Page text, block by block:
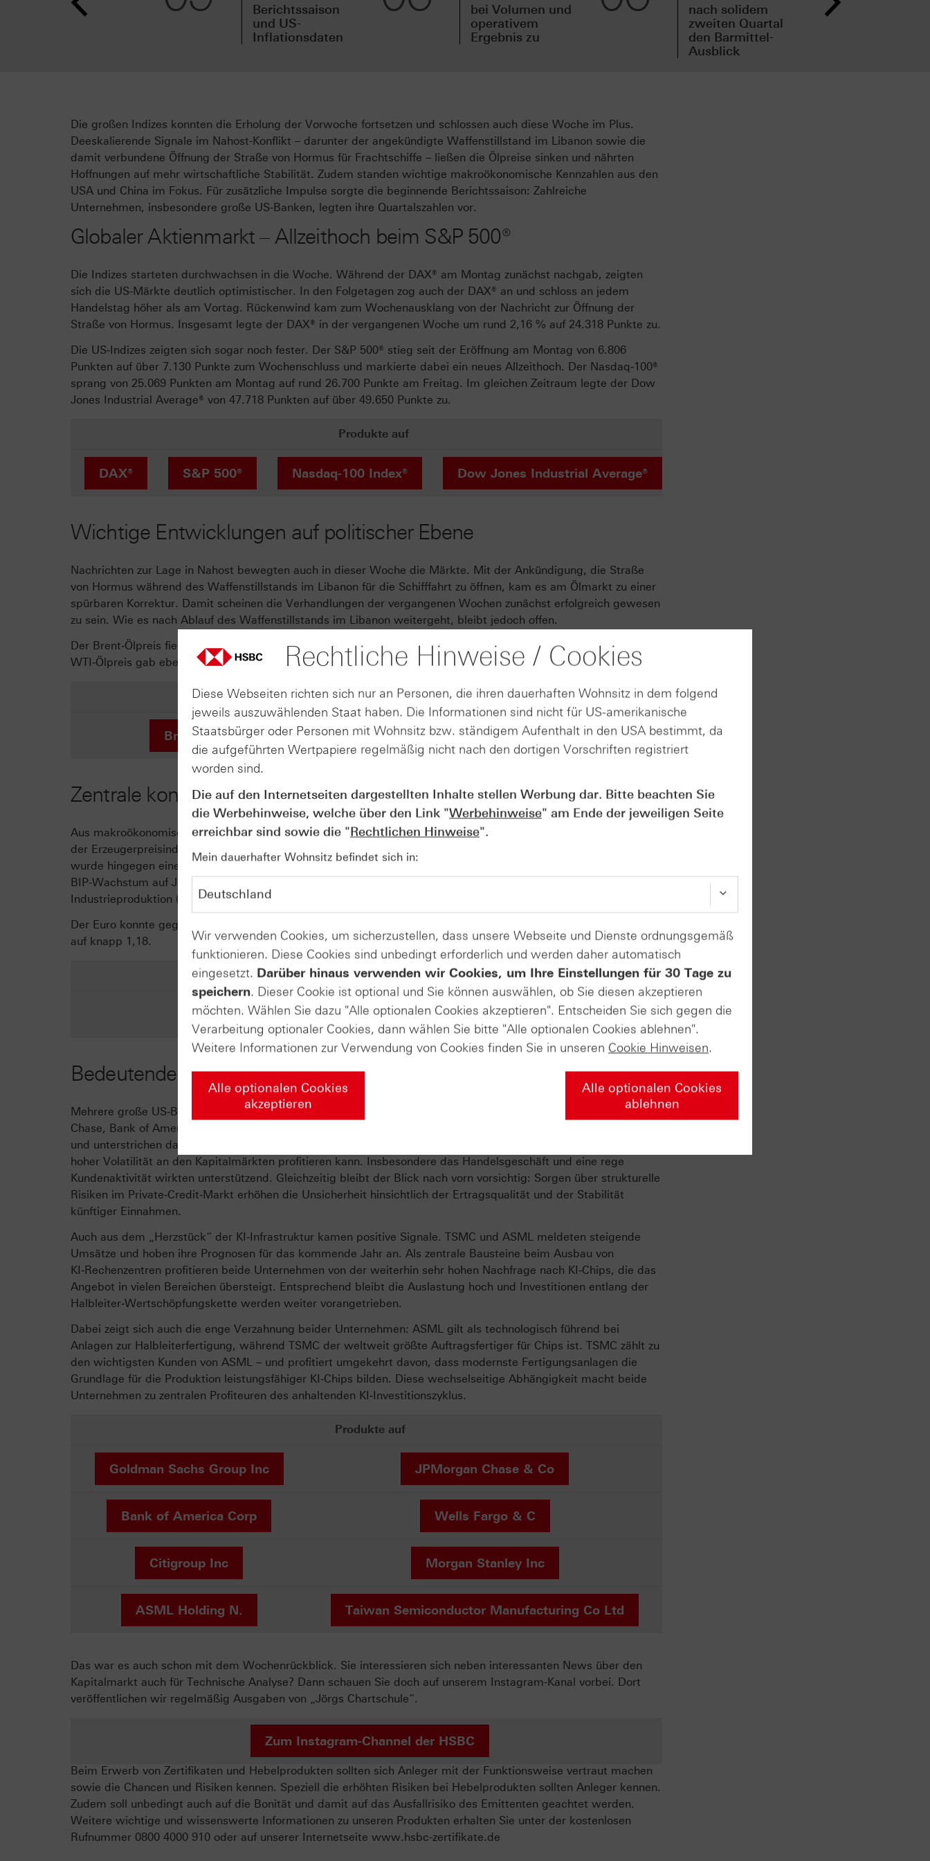
Berichtssaison
und US-
Inflationsdaten
bei Volumen und
operativem
Ergebnis zu
nach solidem
zweiten Quartal
den Barmittel-
Ausblick
Die großen Indizes konnten die Erholung der Vorwoche fortsetzen und schlossen auch diese Woche im Plus.
Deeskalierende Signale im Nahost-Konflikt – darunter der angekündigte Waffenstillstand im Libanon sowie die
damit verbundene Öffnung der Straße von Hormus für Frachtschiffe – ließen die Ölpreise sinken und nährten
Hoffnungen auf mehr wirtschaftliche Stabilität. Zudem standen wichtige makroökonomische Kennzahlen aus den
USA und China im Fokus. Für zusätzliche Impulse sorgte die beginnende Berichtssaison: Zahlreiche
Unternehmen, insbesondere große US-Banken, legten ihre Quartalszahlen vor.
Globaler Aktienmarkt – Allzeithoch beim S&P 500®
Die Indizes starteten durchwachsen in die Woche. Während der DAX® am Montag zunächst nachgab, zeigten
sich die US‑Märkte deutlich optimistischer. In den Folgetagen zog auch der DAX® an und schloss an jedem
Handelstag höher als am Vortag. Rückenwind kam zum Wochenausklang von der Nachricht zur Öffnung der
Straße von Hormus. Insgesamt legte der DAX® in der vergangenen Woche um rund 2,16 % auf 24.318 Punkte zu.
Die US‑Indizes zeigten sich sogar noch fester. Der S&P 500® stieg seit der Eröffnung am Montag von 6.806
Punkten auf über 7.130 Punkte zum Wochenschluss und markierte dabei ein neues Allzeithoch. Der Nasdaq‑100®
sprang von 25.069 Punkten am Montag auf rund 26.700 Punkte am Freitag. Im gleichen Zeitraum legte der Dow
Jones Industrial Average® von 47.718 Punkten auf über 49.650 Punkte zu.
Produkte auf
DAX® S&P 500® Nasdaq-100 Index® Dow Jones Industrial Average®
Wichtige Entwicklungen auf politischer Ebene
Nachrichten zur Lage in Nahost bewegten auch in dieser Woche die Märkte. Mit der Ankündigung, die Straße
von Hormus während des Waffenstillstands im Libanon für die Schifffahrt zu öffnen, kam es am Ölmarkt zu einer
spürbaren Korrektur. Damit scheinen die Verhandlungen der vergangenen Wochen zunächst erfolgreich gewesen
zu sein. Wie es nach Ablauf des Waffenstillstands im Libanon weitergeht, bleibt jedoch offen.
Der Brent‑Ölpreis fiel vom Wochenhoch am Montag bei 103 USD bis Freitag wieder auf knapp unter 88 USD. Der
WTI‑Ölpreis gab ebenfalls nach und rutschte im Wochenverlauf zwischenzeitlich unter 86 USD.
Produkte auf
Brent Crude Future WTI Crude Future
Zentrale konjunkturelle Ereignisse
Aus makroökonomischer Sicht standen in dieser Woche vor allem China und die USA im Fokus. In den USA ging
der Erzeugerpreisindex (ohne Energie und Nahrungsmittel) auf Jahressicht leicht um 0,1 % zurück. In China
wurde hingegen eine ganze Reihe wichtiger Konjunkturdaten veröffentlicht: Neben dem um 0,5% gestiegenem
BIP-Wachstum auf Jahressicht von 5,0 % kamen auch Zahlen zu den Einzelhandelsumsätzen (1,7 %) und zur
Industrieproduktion (5,7 %), die beide jeweils um rund 1 Prozentpunkt nachgaben.
Der Euro konnte gegenüber dem US‑Dollar im Wochenverlauf zulegen und stieg vom Wochenstart bei rund 1,166
auf knapp 1,18.
Produkte auf
EUR/USD
Bedeutende Unternehmensnachrichten
Mehrere große US‑Banken legten in dieser Woche überzeugende Quartalszahlen vor. Goldman Sachs, JPMorgan
Chase, Bank of America, Wells Fargo, Citigroup und Morgan Stanley berichteten insgesamt robuste Ergebnisse
und unterstrichen damit, dass der Finanzdienstleistungssektor in einem Umfeld aus erhöhter Unsicherheit und
hoher Volatilität an den Kapitalmärkten profitieren kann. Insbesondere das Handelsgeschäft und eine rege
Kundenaktivität wirkten unterstützend. Gleichzeitig bleibt der Blick nach vorn vorsichtig: Sorgen über strukturelle
Risiken im Private‑Credit‑Markt erhöhen die Unsicherheit hinsichtlich der Ertragsqualität und der Stabilität
künftiger Einnahmen.
Auch aus dem „Herzstück“ der KI‑Infrastruktur kamen positive Signale. TSMC und ASML meldeten steigende
Umsätze und hoben ihre Prognosen für das kommende Jahr an. Als zentrale Bausteine beim Ausbau von
KI‑Rechenzentren profitieren beide Unternehmen von der weiterhin sehr hohen Nachfrage nach KI‑Chips, die das
Angebot in vielen Bereichen übersteigt. Entsprechend bleibt die Auslastung hoch und Investitionen entlang der
Halbleiter‑Wertschöpfungskette werden weiter vorangetrieben.
Dabei zeigt sich auch die enge Verzahnung beider Unternehmen: ASML gilt als technologisch führend bei
Anlagen zur Halbleiterfertigung, während TSMC der weltweit größte Auftragsfertiger für Chips ist. TSMC zählt zu
den wichtigsten Kunden von ASML – und profitiert umgekehrt davon, dass modernste Fertigungsanlagen die
Grundlage für die Produktion leistungsfähiger KI‑Chips bilden. Diese wechselseitige Abhängigkeit macht beide
Unternehmen zu zentralen Profiteuren des anhaltenden KI‑Investitionszyklus.
Produkte auf
Goldman Sachs Group Inc JPMorgan Chase & Co
Bank of America Corp Wells Fargo & C
Citigroup Inc Morgan Stanley Inc
ASML Holding N. Taiwan Semiconductor Manufacturing Co Ltd
Das war es auch schon mit dem Wochenrückblick. Sie interessieren sich neben interessanten News über den
Kapitalmarkt auch für Technische Analyse? Dann schauen Sie doch auf unserem Instagram-Kanal vorbei. Dort
veröffentlichen wir regelmäßig Ausgaben von „Jörgs Chartschule“.
Zum Instagram-Channel der HSBC
Beim Erwerb von Zertifikaten und Hebelprodukten sollten sich Anleger mit der Funktionsweise vertraut machen
sowie die Chancen und Risiken kennen. Speziell die erhöhten Risiken bei Hebelprodukten sollten Anleger kennen.
Zudem soll unbedingt auch auf die Bonität und damit auf das Ausfallrisiko des Emittenten geachtet werden.
Weitere wichtige und wissenswerte Informationen zu unseren Produkten erhalten Sie unter der kostenlosen
Rufnummer 0800 4000 910 oder auf unserer Internetseite www.hsbc-zertifikate.de
Rechtliche Hinweise / Cookies
Diese Webseiten richten sich nur an Personen, die ihren dauerhaften Wohnsitz in dem folgend
jeweils auszuwählenden Staat haben. Die Informationen sind nicht für US-amerikanische
Staatsbürger oder Personen mit Wohnsitz bzw. ständigem Aufenthalt in den USA bestimmt, da
die aufgeführten Wertpapiere regelmäßig nicht nach den dortigen Vorschriften registriert
worden sind.
Die auf den Internetseiten dargestellten Inhalte stellen Werbung dar. Bitte beachten Sie
die Werbehinweise, welche über den Link "Werbehinweise" am Ende der jeweiligen Seite
erreichbar sind sowie die "Rechtlichen Hinweise".
Mein dauerhafter Wohnsitz befindet sich in:
Wir verwenden Cookies, um sicherzustellen, dass unsere Webseite und Dienste ordnungsgemäß
funktionieren. Diese Cookies sind unbedingt erforderlich und werden daher automatisch
eingesetzt. Darüber hinaus verwenden wir Cookies, um Ihre Einstellungen für 30 Tage zu
speichern. Dieser Cookie ist optional und Sie können auswählen, ob Sie diesen akzeptieren
möchten. Wählen Sie dazu "Alle optionalen Cookies akzeptieren". Entscheiden Sie sich gegen die
Verarbeitung optionaler Cookies, dann wählen Sie bitte "Alle optionalen Cookies ablehnen".
Weitere Informationen zur Verwendung von Cookies finden Sie in unseren Cookie Hinweisen.
Alle optionalen Cookies
akzeptieren
Alle optionalen Cookies
ablehnen